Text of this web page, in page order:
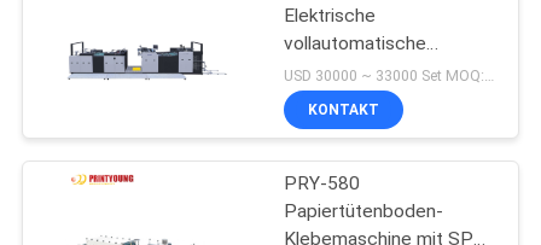
VERBINDUNG
SIE EIN
stempelschneidene
Papiermaschine
114
Elektrische
vollautomatische
Hochgeschwindigkeits-
Hochleistungs-
Folienkaschiermaschine
USD 30000 ~ 33000 Set MOQ:1 Satz
KONTAKT
PRY-580
Papiertütenboden-
Klebemaschine mit SPS